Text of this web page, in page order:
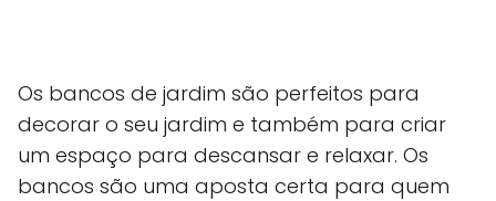
Os bancos de jardim são perfeitos para
decorar o seu jardim e também para criar
um espaço para descansar e relaxar. Os
bancos são uma aposta certa para quem